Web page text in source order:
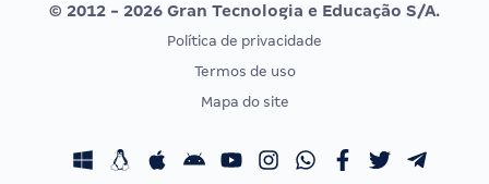
Vunesp
CONCURSOS POR PROFISSÃO
Concursos Fiscais
EXAME DE ORDEM
Calendário OAB
© 2012 - 2026 Gran Tecnologia e Educação S/A.
Política de privacidade
Termos de uso
Mapa do site